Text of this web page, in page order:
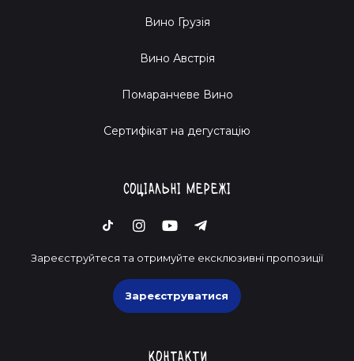
Вино Грузія
Вино Австрія
Помаранчеве Вино
Cертифікат на дегустацію
Соціальні мережі
Зареєструйтеся та отримуйте ексклюзивні пропозиції
Зареєструватися
Контакти